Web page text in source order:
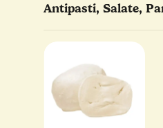
Antipasti, Salate,